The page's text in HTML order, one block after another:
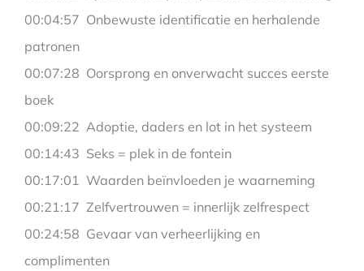
00:04:57 Onbewuste identificatie en herhalende
patronen
00:07:28 Oorsprong en onverwacht succes eerste
boek
00:09:22 Adoptie, daders en lot in het systeem
00:14:43 Seks = plek in de fontein
00:17:01 Waarden beïnvloeden je waarneming
00:21:17 Zelfvertrouwen = innerlijk zelfrespect
00:24:58 Gevaar van verheerlijking en
complimenten